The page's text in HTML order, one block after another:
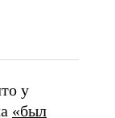
у
«был